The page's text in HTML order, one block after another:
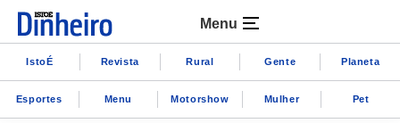
Menu
IstoÉ Revista Rural Gente Planeta
Esportes Menu Motorshow Mulher Pet